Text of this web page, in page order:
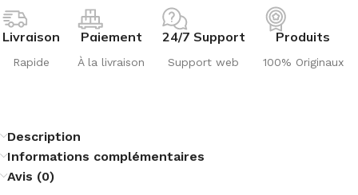
Livraison
Rapide
Paiement
À la livraison
24/7 Support
Support web
Produits
100% Originaux
Description
Informations complémentaires
Avis (0)